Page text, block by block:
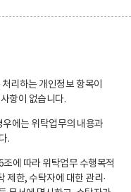
리하는 개인정보 항목이
항이 없습니다.
에는 위탁업무의 내용과
.
에 따라 위탁업무 수행목적
제한, 수탁자에 대한 관리·